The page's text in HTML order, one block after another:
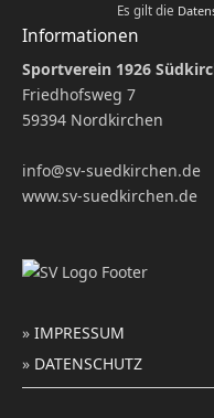
Es gilt die
Informationen
Sportverein 1926
Friedhofsweg 7
59394 Nordkirchen
info@sv-suedkirchen.de
www.sv-suedkirchen.de
»IMPRESSUM
» DATENSCHUTZ